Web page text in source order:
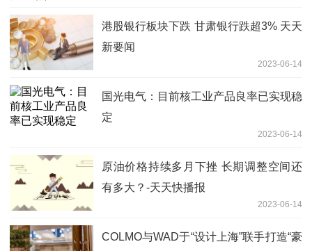
港股银行板块下跌 甘肃银行跌超3% 天天
新要闻
2023-06-14
国光电气：目前核工业产品良率已实现稳
定
2023-06-14
原油价格持续多月下挫 长期调整空间还
有多大？-天天快播报
2023-06-14
COLMO与WAD于“设计上海”联手打造“豪